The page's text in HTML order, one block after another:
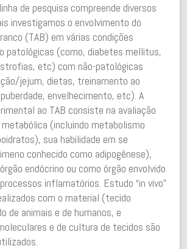
de pesquisa compreende diversos
investigamos o envolvimento do
(TAB) em várias condições
patológicas (como, diabetes mellitus,
etc) com não-patológicas
jejum, dietas, treinamento ao
envelhecimento, etc). A
ao TAB consiste na avaliação
(incluindo metabolismo
sua habilidade em se
conhecido como adipogênese),
endócrino ou como órgão envolvido
inflamatórios. Estudo “in vivo”
com o material (tecido
de animais e de humanos, e
e de cultura de tecidos são